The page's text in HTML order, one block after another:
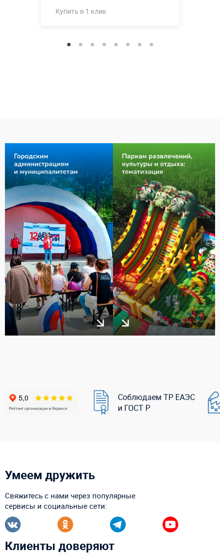
Купить в 1 клик
Соблюдаем ТР ЕАЭС
и ГОСТ Р
Умеем дружить
Свяжитесь с нами через популярные
сервисы и социальные сети:
Клиенты доверяют